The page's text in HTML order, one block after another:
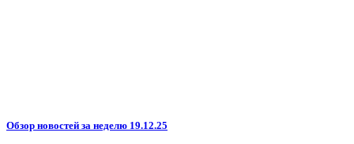
Обзор новостей за неделю 19.12.25